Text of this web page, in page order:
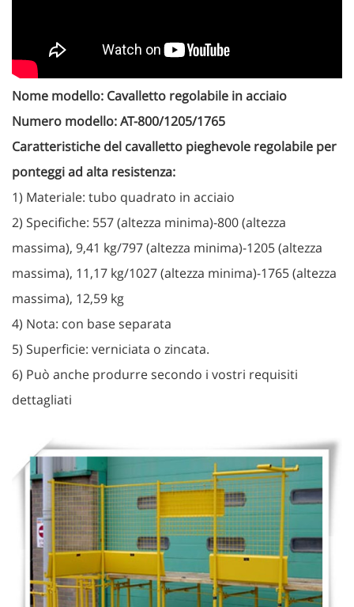
Nome modello: Cavalletto regolabile in acciaio
Numero modello: AT-800/1205/1765
Caratteristiche del cavalletto pieghevole regolabile per
ponteggi ad alta resistenza:
1) Materiale: tubo quadrato in acciaio
2) Specifiche: 557 (altezza minima)-800 (altezza
massima), 9,41 kg/797 (altezza minima)-1205 (altezza
massima), 11,17 kg/1027 (altezza minima)-1765 (altezza
massima), 12,59 kg
4) Nota: con base separata
5) Superficie: verniciata o zincata.
6) Può anche produrre secondo i vostri requisiti
dettagliati